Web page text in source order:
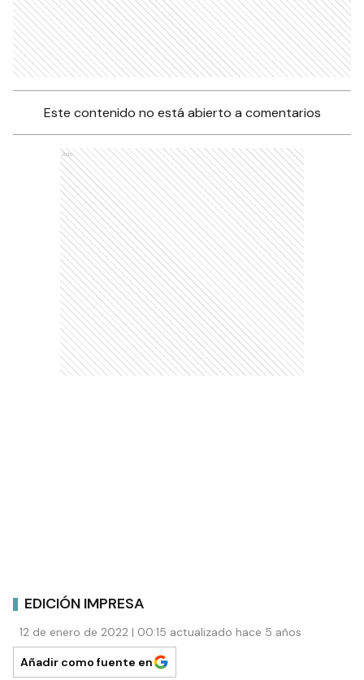
Este contenido no está abierto a comentarios
Ads
EDICIÓN IMPRESA
12 de enero de 2022 | 00:15 actualizado hace 5 años
Añadir como fuente en